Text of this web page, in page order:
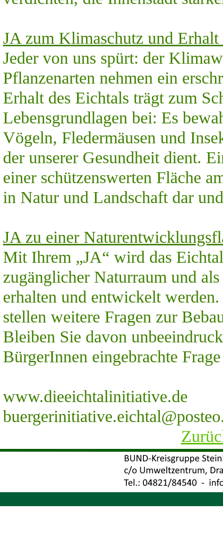
JA zum Klimaschutz und
Jeder von uns spürt: der
Pflanzenarten nehmen ein
Erhalt des Eichtals trägt zum
Lebensgrundlagen bei: Es
Vögeln, Fledermäusen und
der unserer Gesundheit dient.
einer schützenswerten Fläche
in Natur und Landschaft dar
JA zu einer
Mit Ihrem „JA“ wird das
zugänglicher Naturraum und
erhalten und entwickelt
stellen weitere Fragen zur
Bleiben Sie davon
BürgerInnen eingebrachte
www.dieeichtalinitiative.de